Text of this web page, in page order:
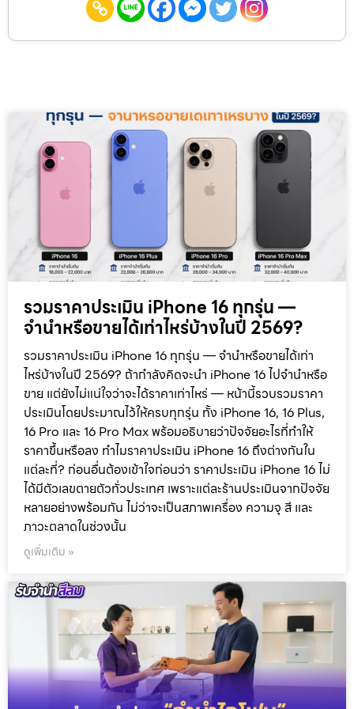
รวมราคาประเมิน iPhone 16 ทุกรุ่น —
จำนำหรือขายได้เท่าไหร่บ้างในปี 2569?
รวมราคาประเมิน iPhone 16 ทุกรุ่น — จำนำหรือขายได้เท่า
ไหร่บ้างในปี 2569? ถ้ากำลังคิดจะนำ iPhone 16 ไปจำนำหรือ
ขาย แต่ยังไม่แน่ใจว่าจะได้ราคาเท่าไหร่ — หน้านี้รวบรวมราคา
ประเมินโดยประมาณไว้ให้ครบทุกรุ่น ทั้ง iPhone 16, 16 Plus,
16 Pro และ 16 Pro Max พร้อมอธิบายว่าปัจจัยอะไรที่ทำให้
ราคาขึ้นหรือลง ทำไมราคาประเมิน iPhone 16 ถึงต่างกันใน
แต่ละที่? ก่อนอื่นต้องเข้าใจก่อนว่า ราคาประเมิน iPhone 16 ไม่
ได้มีตัวเลขตายตัวทั่วประเทศ เพราะแต่ละร้านประเมินจากปัจจัย
หลายอย่างพร้อมกัน ไม่ว่าจะเป็นสภาพเครื่อง ความจุ สี และ
ภาวะตลาดในช่วงนั้น
ดูเพิ่มเติม »